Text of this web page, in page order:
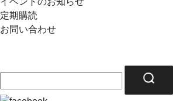
定期購読
お問い合わせ